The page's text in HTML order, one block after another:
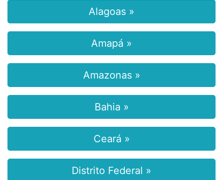
Alagoas »
Amapá »
Amazonas »
Bahia »
Ceará »
Distrito Federal »